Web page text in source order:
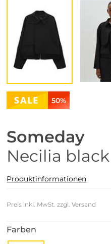
50%
Someday
Necilia black
Produktinformationen
Preis inkl. MwSt. zzgl. Versand
Farben